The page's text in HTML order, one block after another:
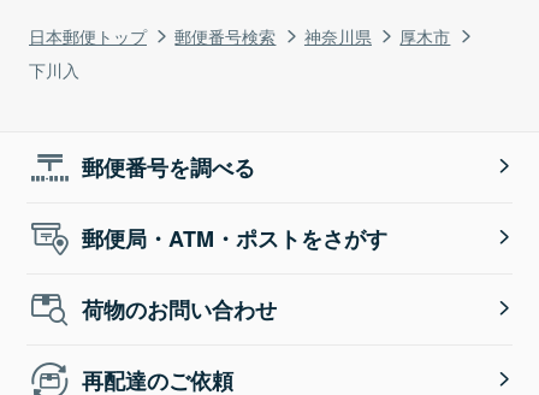
日本郵便トップ 郵便番号検索 神奈川県
厚木市
下川入
郵便番号を調べる
郵便局・ATM・ポストをさがす
荷物のお問い合わせ
再配達のご依頼